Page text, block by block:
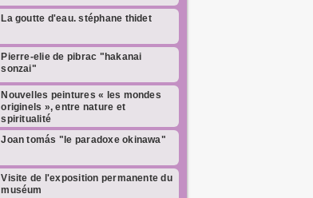
La goutte d'eau. stéphane thidet
Pierre-elie de pibrac "hakanai
sonzai"
Nouvelles peintures « les mondes
originels », entre nature et
spiritualité
Joan tomás "le paradoxe okinawa"
Visite de l'exposition permanente du
muséum